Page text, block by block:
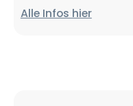
Alle Infos hier